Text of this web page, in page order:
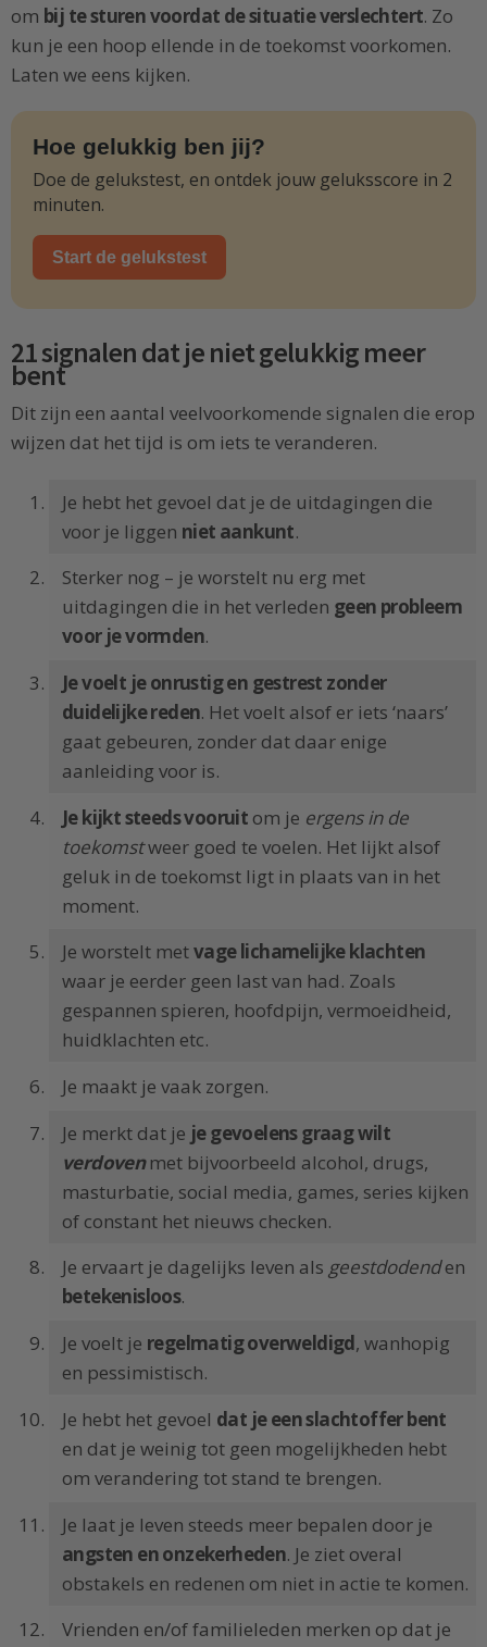
om bij te sturen voordat de situatie verslechtert. Zo
kun je een hoop ellende in de toekomst voorkomen.
Laten we eens kijken.
Hoe gelukkig ben jij?
Doe de gelukstest, en ontdek jouw geluksscore in 2
minuten.
Start de gelukstest
21 signalen dat je niet gelukkig meer
bent
Dit zijn een aantal veelvoorkomende signalen die erop
wijzen dat het tijd is om iets te veranderen.
Je hebt het gevoel dat je de uitdagingen die
voor je liggen niet aankunt.
Sterker nog – je worstelt nu erg met
uitdagingen die in het verleden geen probleem
voor je vormden.
Je voelt je onrustig en gestrest zonder
duidelijke reden. Het voelt alsof er iets ‘naars’
gaat gebeuren, zonder dat daar enige
aanleiding voor is.
Je kijkt steeds vooruit om je ergens in de
toekomstweer goed te voelen. Het lijkt alsof
geluk in de toekomst ligt in plaats van in het
moment.
Je worstelt metvage lichamelijke klachten
waar je eerder geen last van had. Zoals
gespannen spieren, hoofdpijn, vermoeidheid,
huidklachten etc.
Je maakt je vaak zorgen.
Je merkt dat je je gevoelens graag wilt
verdovenmet bijvoorbeeld alcohol, drugs,
masturbatie, social media, games, series kijken
of constant het nieuws checken.
Je ervaart je dagelijks leven als geestdodenden
betekenisloos.
Je voelt je regelmatig overweldigd, wanhopig
en pessimistisch.
Je hebt het gevoel dat je een slachtoffer bent
en dat je weinig tot geen mogelijkheden hebt
om verandering tot stand te brengen.
Je laat je leven steeds meer bepalen door je
angsten en onzekerheden. Je ziet overal
obstakels en redenen om niet in actie te komen.
Vrienden en/of familieleden merken op dat je